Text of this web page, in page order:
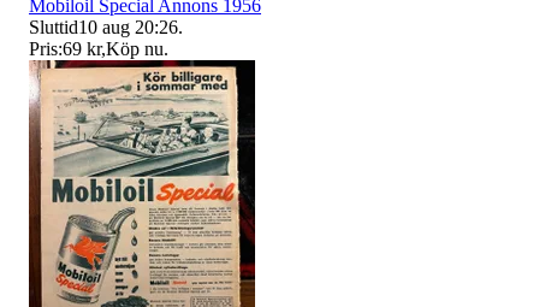
Mobiloil Special Annons 1956
Sluttid10 aug 20:26.
Pris:69 kr,Köp nu.